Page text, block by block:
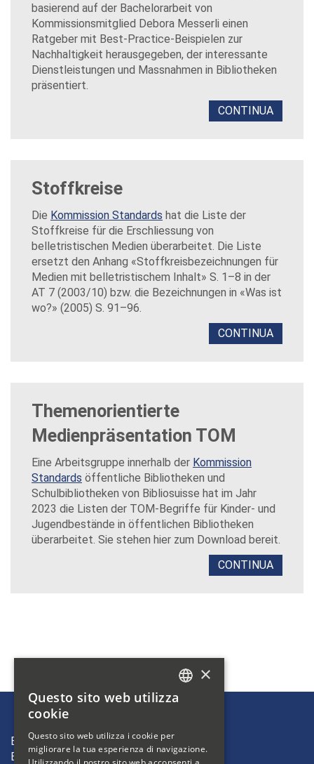
basierend auf der Bachelorarbeit von
Kommissionsmitglied Debora Messerli einen
Ratgeber mit Best-Practice-Beispielen zur
Nachhaltigkeit herausgegeben, der interessante
Dienstleistungen und Massnahmen in Bibliotheken
präsentiert.
CONTINUA
Stoffkreise
Die Kommission Standards hat die Liste der
Stoffkreise für die Erschliessung von
belletristischen Medien überarbeitet. Die Liste
ersetzt den Anhang «Stoffkreisbezeichnungen für
Medien mit belletristischem Inhalt» S. 1–8 in der
AT 7 (2003/10) bzw. die Bezeichnungen in «Was ist
wo?» (2005) S. 91–96.
CONTINUA
Themenorientierte
Medienpräsentation TOM
Eine Arbeitsgruppe innerhalb der Kommission
Standards öffentliche Bibliotheken und
Schulbibliotheken von Bibliosuisse hat im Jahr
2023 die Listen der TOM-Begriffe für Kinder- und
Jugendbestände in öffentlichen Bibliotheken
überarbeitet. Sie stehen hier zum Download bereit.
CONTINUA
Bibliosuisse
Bleichemattstrasse 42
ITALIAN
×
Questo sito web utilizza
cookie
Questo sito web utilizza i cookie per
migliorare la tua esperienza di navigazione.